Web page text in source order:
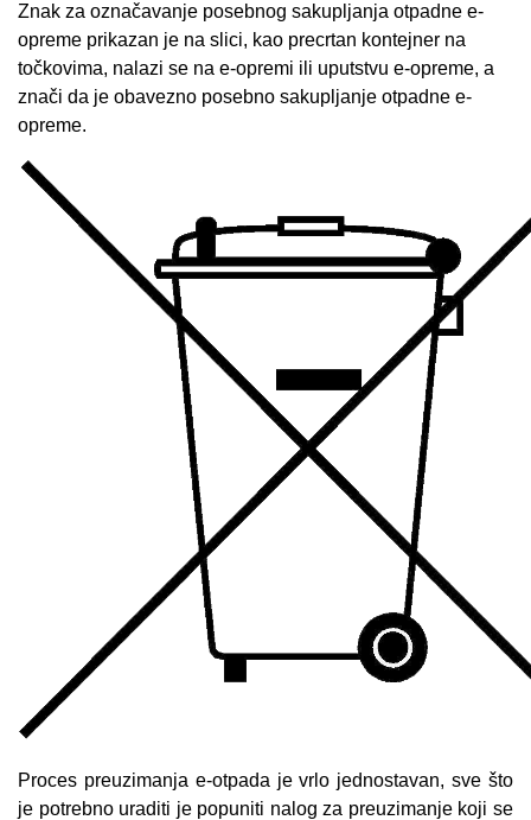
Znak za označavanje posebnog sakupljanja otpadne e-
opreme prikazan je na slici, kao precrtan kontejner na
točkovima, nalazi se na e-opremi ili uputstvu e-opreme, a
znači da je obavezno posebno sakupljanje otpadne e-
opreme.
Proces preuzimanja e-otpada je vrlo jednostavan, sve što
je potrebno uraditi je popuniti nalog za preuzimanje koji se